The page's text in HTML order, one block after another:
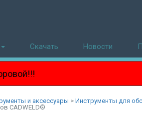
Скачать Новости
и аксессуары > Инструменты для
CADWELD®